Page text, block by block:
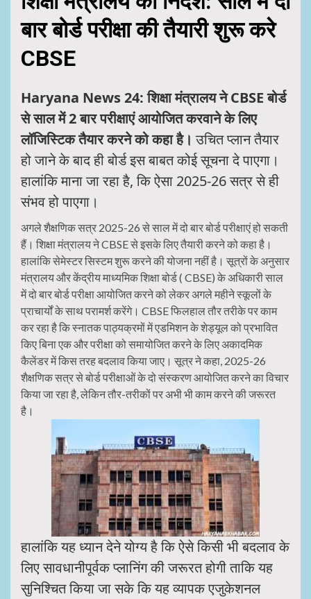
बार बोर्ड परीक्षा की तैयारी शुरू करे
CBSE
Haryana News 24: शिक्षा मंत्रालय ने CBSE बोर्ड
से साल में 2 बार परीक्षाएं आयोजित करवाने के लिए
लॉजिस्टिक तैयार करने को कहा है। उचित प्लान तैयार
हो जाने के बाद ही बोर्ड इस बाबत कोई सूचना दे पाएगा।
हालांकि माना जा रहा है, कि ऐसा 2025-26 सत्र से ही
संभव हो पाएगा।
अगले शैक्षणिक सत्र 2025-26 से साल में दो बार बोर्ड परीक्षाएं हो सकती
हैं। शिक्षा मंत्रालय ने CBSE से इसके लिए तैयारी करने को कहा है।
हालांकि सेमेस्टर सिस्टम शुरू करने की योजना नहीं है। सूत्रों के अनुसार
मंत्रालय और केंद्रीय माध्यमिक शिक्षा बोर्ड ( CBSE) के अधिकारी साल
में दो बार बोर्ड परीक्षा आयोजित करने को लेकर अगले महीने स्कूलों के
प्राचार्यों के साथ परामर्श करेंगे। CBSE फिलहाल तौर तरीके पर काम
कर रहा है कि स्नातक पाठ्यक्रमों में एडमिशन के शेड्यूल को प्रभावित
किए बिना एक और परीक्षा को समायोजित करने के लिए अकादमिक
कैलेंडर में किस तरह बदलाव किया जाए। सूत्र ने कहा, 2025-26
शैक्षणिक सत्र से बोर्ड परीक्षाओं के दो संस्करण आयोजित करने का विचार
किया जा रहा है, लेकिन तौर-तरीकों पर अभी भी काम करने की जरूरत
है।
हालांकि यह ध्यान देने योग्य है कि ऐसे किसी भी बदलाव के
लिए सावधानीपूर्वक प्लानिंग की जरूरत होगी ताकि यह
सुनिश्चित किया जा सके कि यह व्यापक एजुकेशनल